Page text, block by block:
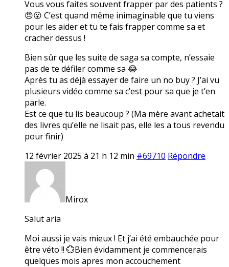
Vous vous faites souvent frapper par des patients ?
😠😮 C’est quand même inimaginable que tu viens
pour les aider et tu te fais frapper comme sa et
cracher dessus !
Bien sûr que les suite de saga sa compte, n’essaie
pas de te défiler comme sa 😂
Après tu as déjà essayer de faire un no buy ? J’ai vu
plusieurs vidéo comme sa c’est pour sa que je t’en
parle.
Est ce que tu lis beaucoup ? (Ma mère avant achetait
des livres qu’elle ne lisait pas, elle les a tous revendu
pour finir)
12 février 2025 à 21 h 12 min #69710 Répondre
Mirox
Salut aria
Moi aussi je vais mieux ! Et j’ai été embauchée pour
être véto !! 💮Bien évidamment je commencerais
quelques mois apres mon accouchement